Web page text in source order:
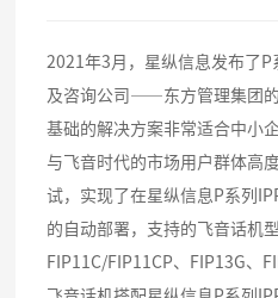
2021年3月，星纵信息发布了P
及咨询公司——东方管理集团
基础的解决方案非常适合中小
与飞音时代的市场用户群体高
试，实现了在星纵信息P系列
的自动部署，支持的飞音话机
FIP11C/FIP11CP、FIP13G、